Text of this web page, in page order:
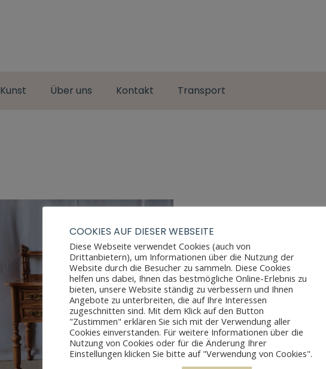
Kunst Über uns Kontakt Transport
COOKIES AUF DIESER WEBSEITE
Diese Webseite verwendet Cookies (auch von
Drittanbietern), um Informationen über die Nutzung der
Website durch die Besucher zu sammeln. Diese Cookies
helfen uns dabei, Ihnen das bestmögliche Online-Erlebnis zu
bieten, unsere Website ständig zu verbessern und Ihnen
Angebote zu unterbreiten, die auf Ihre Interessen
zugeschnitten sind. Mit dem Klick auf den Button
"Zustimmen" erklären Sie sich mit der Verwendung aller
Cookies einverstanden. Für weitere Informationen über die
Nutzung von Cookies oder für die Änderung Ihrer
Einstellungen klicken Sie bitte auf "Verwendung von Cookies".